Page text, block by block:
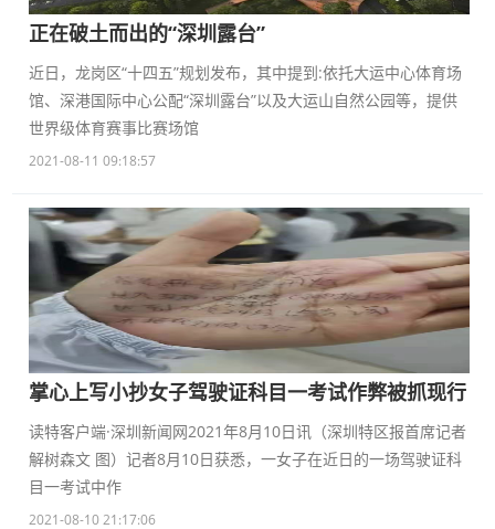
正在破土而出的“深圳露台”
近日，龙岗区“十四五”规划发布，其中提到:依托大运中心体育场
馆、深港国际中心公配“深圳露台”以及大运山自然公园等，提供
世界级体育赛事比赛场馆
2021-08-11 09:18:57
掌心上写小抄女子驾驶证科目一考试作弊被抓现行
读特客户端·深圳新闻网2021年8月10日讯（深圳特区报首席记者
解树森文 图）记者8月10日获悉，一女子在近日的一场驾驶证科
目一考试中作
2021-08-10 21:17:06